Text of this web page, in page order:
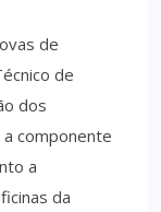
de
de
dos
componente
a
da